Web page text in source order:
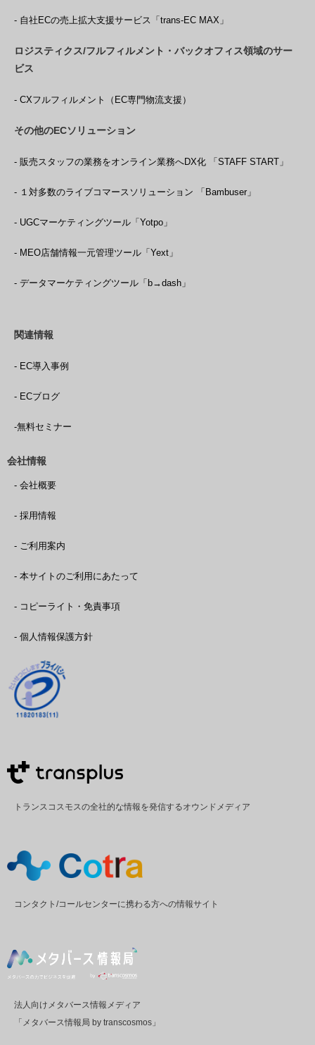
- 自社ECの売上拡大支援サービス「trans-EC MAX」
ロジスティクス/フルフィルメント・バックオフィス領域のサー
ビス
- CXフルフィルメント（EC専門物流支援）
その他のECソリューション
- 販売スタッフの業務をオンライン業務へDX化 「STAFF START」
- １対多数のライブコマースソリューション 「Bambuser」
- UGCマーケティングツール「Yotpo」
- MEO店舗情報一元管理ツール「Yext」
- データマーケティングツール「b→dash」
関連情報
- EC導入事例
- ECブログ
-無料セミナー
会社情報
- 会社概要
- 採用情報
- ご利用案内
- 本サイトのご利用にあたって
- コピーライト・免責事項
- 個人情報保護方針
トランスコスモスの全社的な情報を発信するオウンドメディア
コンタクト/コールセンターに携わる方への情報サイト
法人向けメタバース情報メディア
「メタバース情報局 by transcosmos」